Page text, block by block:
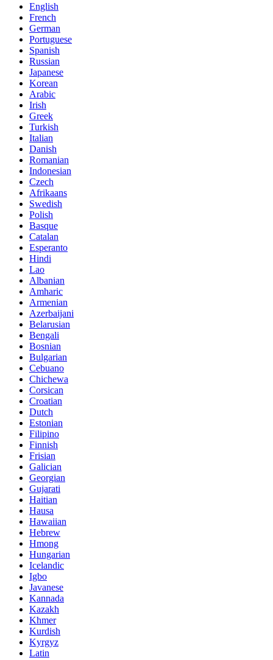
English
French
German
Portuguese
Spanish
Russian
Japanese
Korean
Arabic
Irish
Greek
Turkish
Italian
Danish
Romanian
Indonesian
Czech
Afrikaans
Swedish
Polish
Basque
Catalan
Esperanto
Hindi
Lao
Albanian
Amharic
Armenian
Azerbaijani
Belarusian
Bengali
Bosnian
Bulgarian
Cebuano
Chichewa
Corsican
Croatian
Dutch
Estonian
Filipino
Finnish
Frisian
Galician
Georgian
Gujarati
Haitian
Hausa
Hawaiian
Hebrew
Hmong
Hungarian
Icelandic
Igbo
Javanese
Kannada
Kazakh
Khmer
Kurdish
Kyrgyz
Latin